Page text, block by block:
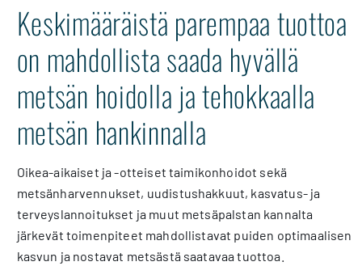
Keskimääräistä parempaa tuottoa
on mahdollista saada hyvällä
metsän hoidolla ja tehokkaalla
metsän hankinnalla
Oikea-aikaiset ja -otteiset taimikonhoidot sekä
metsänharvennukset, uudistushakkuut, kasvatus- ja
terveyslannoitukset ja muut metsäpalstan kannalta
järkevät toimenpiteet mahdollistavat puiden optimaalisen
kasvun ja nostavat metsästä saatavaa tuottoa.